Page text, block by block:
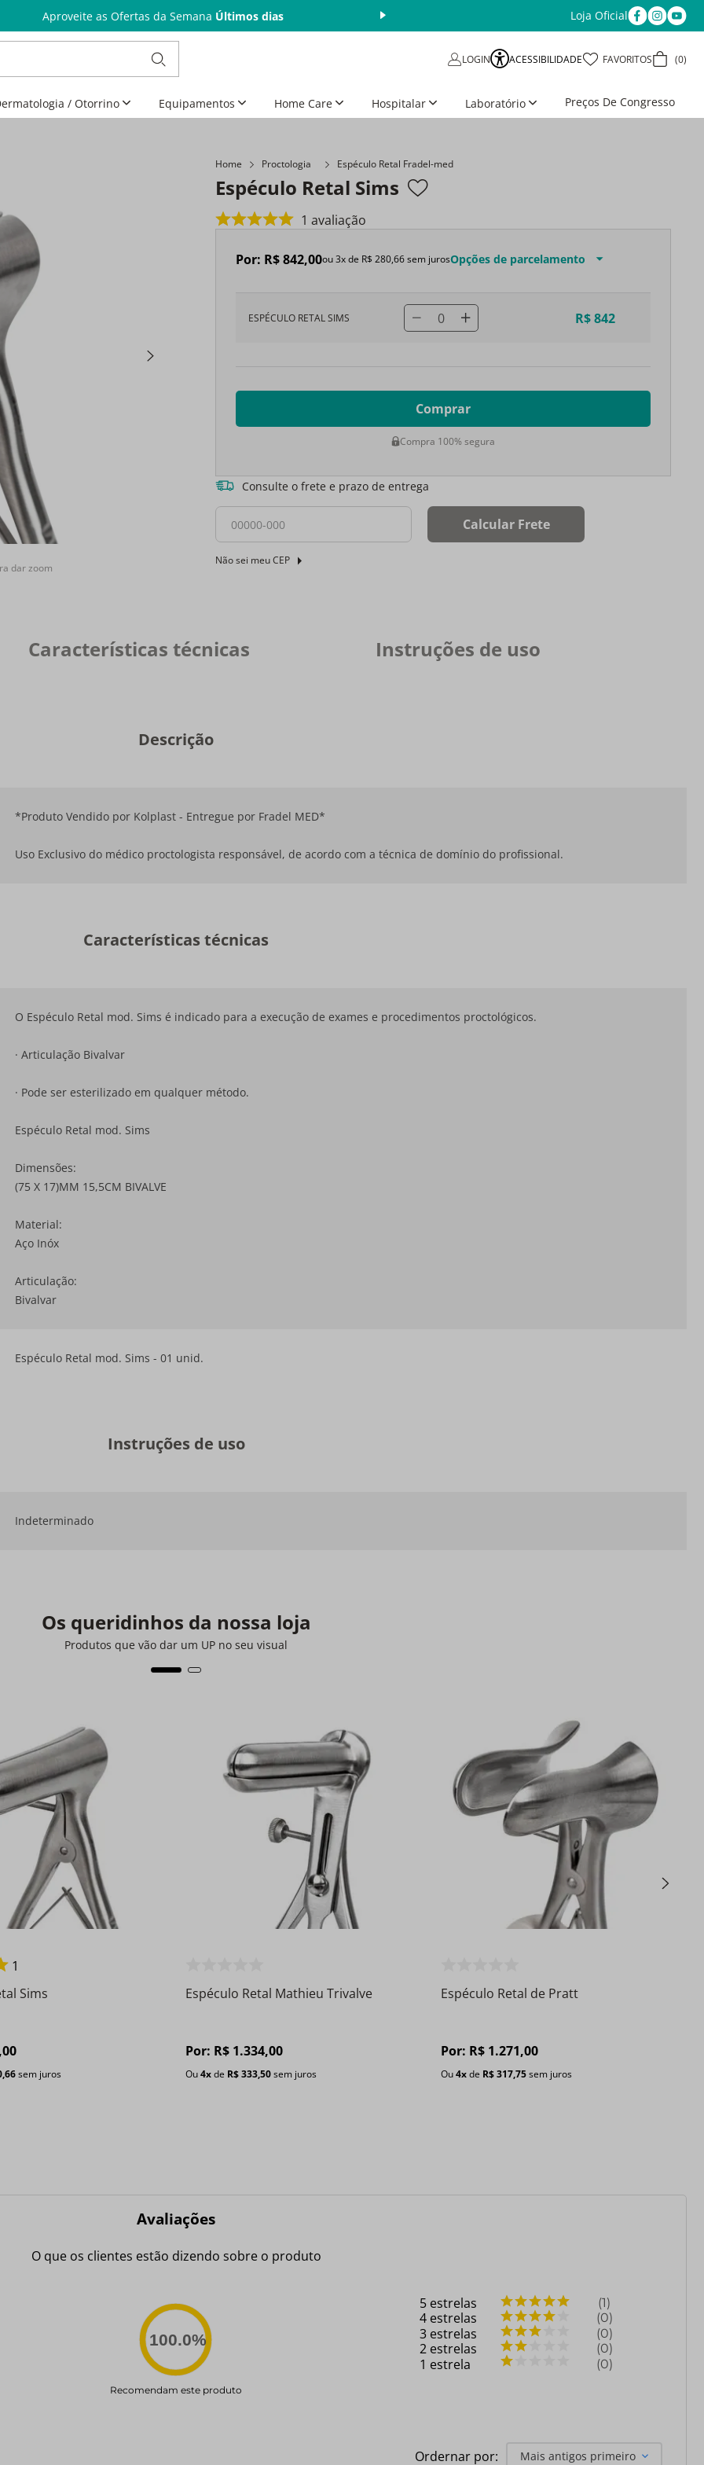
Aproveite as Ofertas da Semana Últimos dias Loja Oficial
LOGIN ACESSIBILIDADE FAVORITOS 0
/ Otorrino Equipamentos Home Care Hospitalar Laboratório Preços De Congresso
dar zoom
Home Proctologia Espéculo Retal Fradel-med
Espéculo Retal Sims
1 avaliação
Por: R$842,00ou3x de R$ 280,66sem jurosOpções de parcelamento
ESPÉCULO RETAL SIMS 0 R$ 842
Comprar
Compra 100% segura
Consulte o frete e prazo de entrega
Calcular Frete
Não sei meu CEP
Características técnicas Instruções de uso
Descrição
*Produto Vendido por Kolplast - Entregue por Fradel MED*
Uso Exclusivo do médico proctologista responsável, de acordo com a técnica de domínio do profissional.
Características técnicas
O Espéculo Retal mod. Sims é indicado para a execução de exames e procedimentos proctológicos.
· Articulação Bivalvar
· Pode ser esterilizado em qualquer método.
Espéculo Retal mod. Sims
Dimensões:
(75 X 17)MM 15,5CM BIVALVE
Material:
Aço Inóx
Articulação:
Bivalvar
Espéculo Retal mod. Sims - 01 unid.
Instruções de uso
Indeterminado
Os queridinhos da nossa loja
Produtos que vão dar um UP no seu visual
1
Sims
,00
,66sem juros
Espéculo Retal Mathieu Trivalve
Por: R$ 1.334,00
Ou4xde R$ 333,50sem juros
Espéculo Retal de Pratt
Por: R$ 1.271,00
Ou4xde R$ 317,75sem juros
Avaliações
O que os clientes estão dizendo sobre o produto
100.0%
Recomendam este produto
5 estrelas
4 estrelas
3 estrelas
2 estrelas
1 estrela
1
0
0
0
0
Ordernar por: Mais antigos primeiro